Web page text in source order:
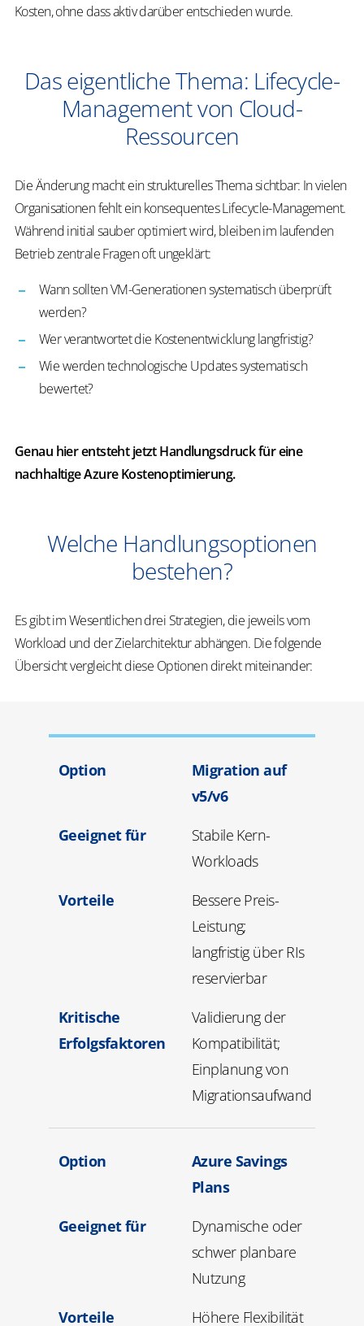
Kosten, ohne dass aktiv darüber entschieden wurde.
Das eigentliche Thema: Lifecycle-
Management von Cloud-
Ressourcen
Die Änderung macht ein strukturelles Thema sichtbar: In vielen
Organisationen fehlt ein konsequentes Lifecycle-Management.
Während initial sauber optimiert wird, bleiben im laufenden
Betrieb zentrale Fragen oft ungeklärt:
Wann sollten VM-Generationen systematisch überprüft
werden?
Wer verantwortet die Kostenentwicklung langfristig?
Wie werden technologische Updates systematisch
bewertet?
Genau hier entsteht jetzt Handlungsdruck für eine
nachhaltige Azure Kostenoptimierung.
Welche Handlungsoptionen
bestehen?
Es gibt im Wesentlichen drei Strategien, die jeweils vom
Workload und der Zielarchitektur abhängen. Die folgende
Übersicht vergleicht diese Optionen direkt miteinander:
Option
Migration auf
v5/v6
Geeignet für
Stabile Kern-
Workloads
Vorteile
Bessere Preis-
Leistung;
langfristig über RIs
reservierbar
Kritische
Erfolgsfaktoren
Validierung der
Kompatibilität;
Einplanung von
Migrationsaufwand
Option
Azure Savings
Plans
Geeignet für
Dynamische oder
schwer planbare
Nutzung
Vorteile
Höhere Flexibilität